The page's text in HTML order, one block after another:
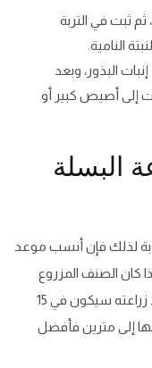
ثم ثبت في التربة
النامية.
البذور، وبعد
إلى أصيص كبير أو
البسلة
لذلك فإن أنسب موعد
هو شهري 10 و11 هذا إذا كان الصنف المزروع
قصير وإذا متوسط بطول 70 سم فإن موعد زراعته سيكون في 15
إلى مترين فأفضل